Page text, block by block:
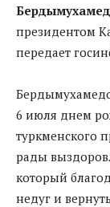
президентом
передает
6 июля днем
туркменского
рады
который
недуг и